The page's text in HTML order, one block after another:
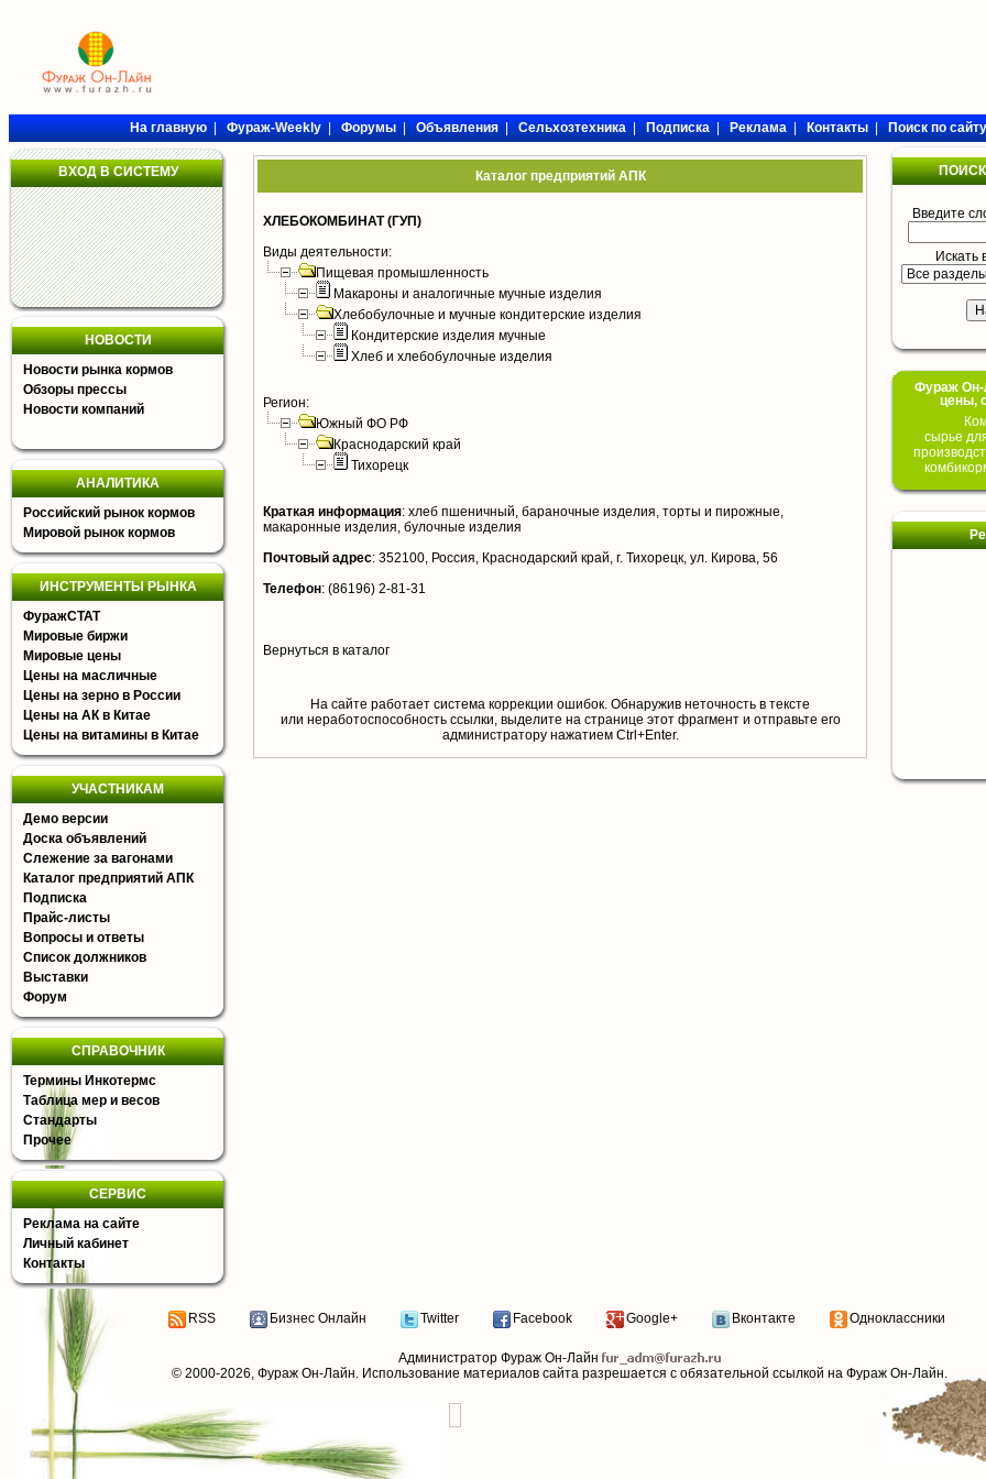
На главную|Фураж-Weekly|Форумы|Объявления|Сельхозтехника|Подписка|Реклама|Контакты|Поиск по сайту
ВХОД В СИСТЕМУ
НОВОСТИ
Новости рынка кормов
Обзоры прессы
Новости компаний
АНАЛИТИКА
Российский рынок кормов
Мировой рынок кормов
ИНСТРУМЕНТЫ РЫНКА
ФуражСТАТ
Мировые биржи
Мировые цены
Цены на масличные
Цены на зерно в России
Цены на АК в Китае
Цены на витамины в Китае
УЧАСТНИКАМ
Демо версии
Доска объявлений
Слежение за вагонами
Каталог предприятий АПК
Подписка
Прайс-листы
Вопросы и ответы
Список должников
Выставки
Форум
СПРАВОЧНИК
Термины Инкотермс
Таблица мер и весов
Стандарты
Прочее
СЕРВИС
Реклама на сайте
Личный кабинет
Контакты
Каталог предприятий АПК
ХЛЕБОКОМБИНАТ (ГУП)
Виды деятельности:
Пищевая промышленность
Макароны и аналогичные мучные изделия
Хлебобулочные и мучные кондитерские изделия
Кондитерские изделия мучные
Хлеб и хлебобулочные изделия
Регион:
Южный ФО РФ
Краснодарский край
Тихорецк
Краткая информация: хлеб пшеничный, бараночные изделия, торты и пирожные,
макаронные изделия, булочные изделия
Почтовый адрес: 352100, Россия, Краснодарский край, г. Тихорецк, ул. Кирова, 56
Телефон: (86196) 2-81-31
Вернуться в каталог
На сайте работает система коррекции ошибок. Обнаружив неточность в тексте
или неработоспособность ссылки, выделите на странице этот фрагмент и отправьте его
aдминистратору нажатием Ctrl+Enter.
Введите
Искать
Фураж Он-
цены,
сырье
RSS Бизнес Онлайн Twitter Facebook Google+ Вконтакте Одноклассники
Администратор Фураж Он-Лайн
© 2000-2026, Фураж Он-Лайн. Использование материалов сайта разрешается с обязательной ссылкой на Фураж Он-Лайн.